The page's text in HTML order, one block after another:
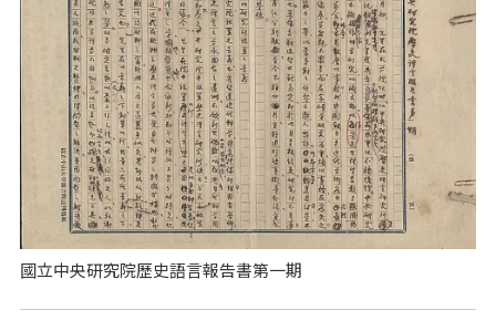
國立中央研究院歷史語言報告書第一期